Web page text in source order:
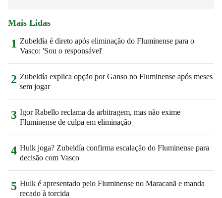
Mais Lidas
1 Zubeldía é direto após eliminação do Fluminense para o
Vasco: 'Sou o responsável'
2 Zubeldía explica opção por Ganso no Fluminense após meses
sem jogar
3 Igor Rabello reclama da arbitragem, mas não exime
Fluminense de culpa em eliminação
4 Hulk joga? Zubeldía confirma escalação do Fluminense para
decisão com Vasco
5 Hulk é apresentado pelo Fluminense no Maracanã e manda
recado à torcida